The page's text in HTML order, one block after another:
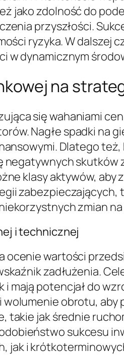
jako zdolność do
przyszłości.
ryzyka. W dalszej
w dynamicznym
na
się wahaniami
Nagłe spadki na
Dlatego
negatywnych
klasy aktywów,
zmian na
i technicznej
ocenie wartości
zadłużenia.
mają potencjał do
obrotu, aby
jak średnie
sukcesu
jak i